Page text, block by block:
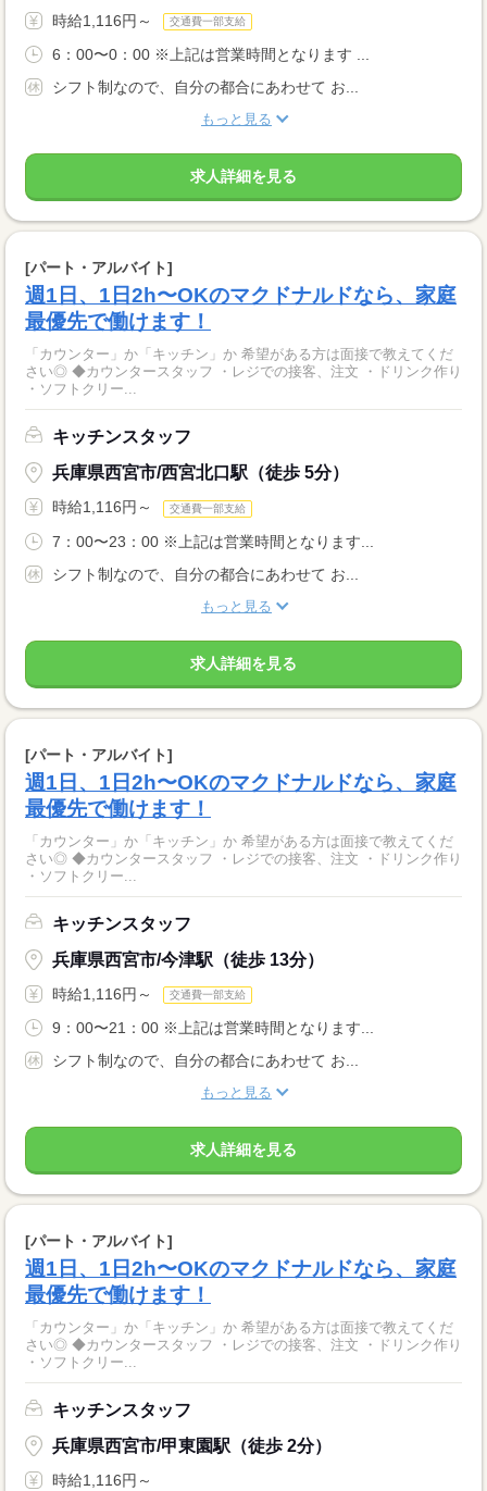
時給1,116円～ 交通費一部支給
6：00〜0：00 ※上記は営業時間となります ...
シフト制なので、自分の都合にあわせて お...
もっと見る
求人詳細を見る
[パート・アルバイト]
週1日、1日2h〜OKのマクドナルドなら、家庭
最優先で働けます！
「カウンター」か「キッチン」か 希望がある方は面接で教えてくだ
さい◎ ◆カウンタースタッフ ・レジでの接客、注文 ・ドリンク作り
・ソフトクリー...
キッチンスタッフ
兵庫県西宮市/西宮北口駅（徒歩 5分）
時給1,116円～ 交通費一部支給
7：00〜23：00 ※上記は営業時間となります...
シフト制なので、自分の都合にあわせて お...
もっと見る
求人詳細を見る
[パート・アルバイト]
週1日、1日2h〜OKのマクドナルドなら、家庭
最優先で働けます！
「カウンター」か「キッチン」か 希望がある方は面接で教えてくだ
さい◎ ◆カウンタースタッフ ・レジでの接客、注文 ・ドリンク作り
・ソフトクリー...
キッチンスタッフ
兵庫県西宮市/今津駅（徒歩 13分）
時給1,116円～ 交通費一部支給
9：00〜21：00 ※上記は営業時間となります...
シフト制なので、自分の都合にあわせて お...
もっと見る
求人詳細を見る
[パート・アルバイト]
週1日、1日2h〜OKのマクドナルドなら、家庭
最優先で働けます！
「カウンター」か「キッチン」か 希望がある方は面接で教えてくだ
さい◎ ◆カウンタースタッフ ・レジでの接客、注文 ・ドリンク作り
・ソフトクリー...
キッチンスタッフ
兵庫県西宮市/甲東園駅（徒歩 2分）
時給1,116円～